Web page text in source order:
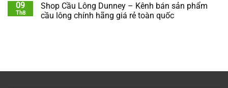
09
Th8
Shop Cầu Lông Dunney – Kênh bán sản phẩm
cầu lông chính hãng giá rẻ toàn quốc